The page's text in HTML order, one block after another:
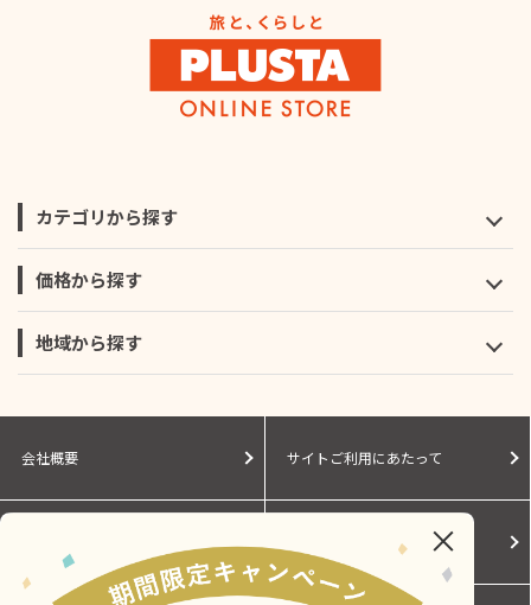
カテゴリから探す
価格から探す
地域から探す
会社概要 サイトご利用にあたって